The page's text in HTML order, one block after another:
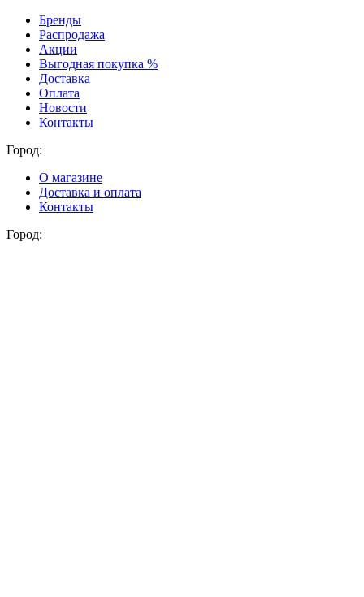
Бренды
Распродажа
Акции
Выгодная покупка %
Доставка
Оплата
Новости
Контакты
Город:
О магазине
Доставка и оплата
Контакты
Город: